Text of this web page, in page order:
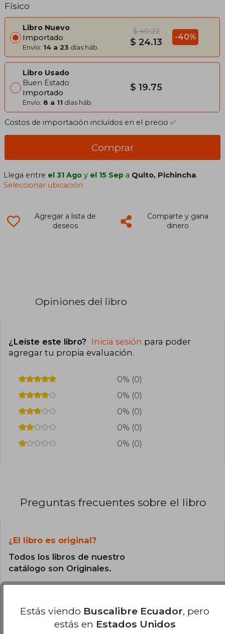
Físico
Libro Nuevo
Importado
Envío: 14 a 23 días háb.
$ 40.22
$ 24.13 -40%
Libro Usado
Buen Estado
Importado
Envío: 8 a 11 días háb.
$ 19.75
Costos de importación incluídos en el precio ✅
Comprar
Llega entre el 31 Ago y el 15 Sep a Quito, Pichincha.
Seleccionar ubicación
Agregar a lista de
deseos
Comparte y gana
dinero
Opiniones del libro
¿Leíste este libro? Inicia sesión para poder
agregar tu propia evaluación.
0% (0)
0% (0)
0% (0)
0% (0)
0% (0)
Preguntas frecuentes sobre el libro
¿El libro es original?
Todos los libros de nuestro
catálogo son Originales.
libro?
El libro está escrito en Español.
Estás viendo Buscalibre Ecuador, pero
estás en Estados Unidos